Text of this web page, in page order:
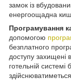
замок із
енергоощадна
Програмування
допомогою
безплатного
доступу захищені
готельній системі